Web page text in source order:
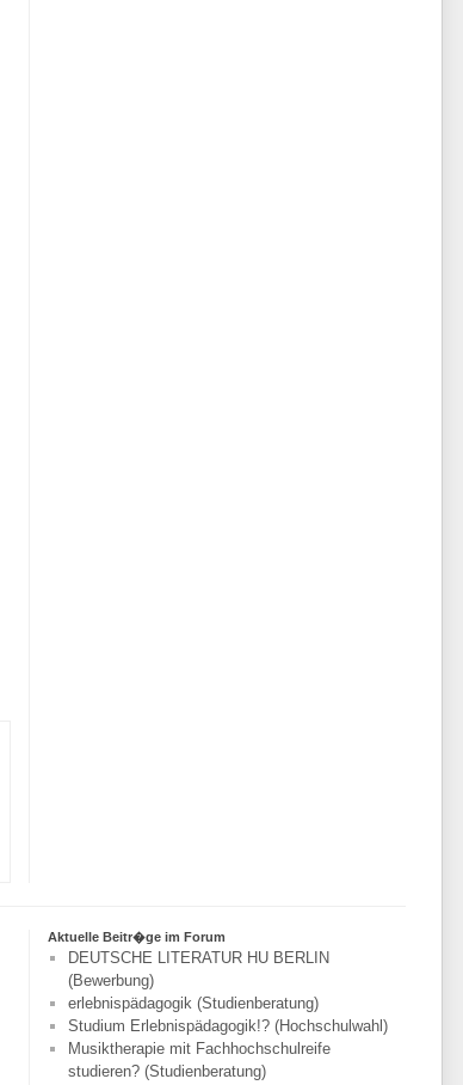
Aktuelle Beitr�ge im Forum
DEUTSCHE LITERATUR HU BERLIN
(Bewerbung)
erlebnispädagogik (Studienberatung)
Studium Erlebnispädagogik!? (Hochschulwahl)
Musiktherapie mit Fachhochschulreife
studieren? (Studienberatung)